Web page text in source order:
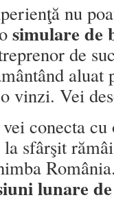
nu
simulare de
de
aluat
vinzi. Vei
conecta
sfârşit
lunare